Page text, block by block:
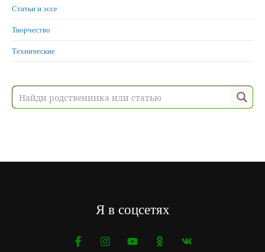
Статьи и эссе
Творчество
Технические
Я в соцсетях